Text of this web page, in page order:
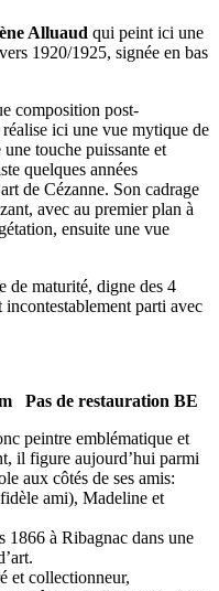
Alluaud qui peint ici une
1920/1925, signée en bas
composition post-
ici une vue mytique de
touche puissante et
quelques années
de Cézanne. Son cadrage
avec au premier plan à
ensuite une vue
de maturité, digne des 4
parti avec
Pas de restauration BE
peintre emblématique et
il figure aujourd’hui parmi
aux côtés de ses amis:
ami), Madeline et
à Ribagnac dans une
et collectionneur,